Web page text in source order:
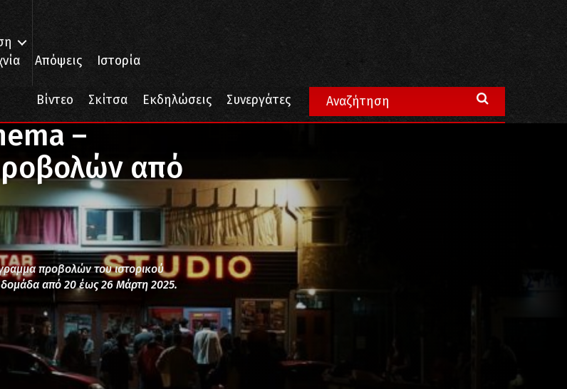
Απόψεις Ιστορία
Βίντεο Σκίτσα Εκδηλώσεις Συνεργάτες
ώρες προβολών από 20 έως 26 Μάρτη 2025
–
από
προβολών του ιστορικού
από 20 έως 26 Μάρτη 2025.